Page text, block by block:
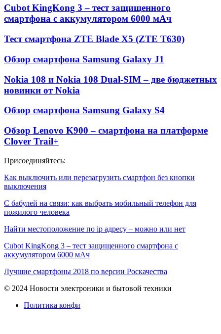
Cubot KingKong 3 – тест защищенного
смартфона с аккумулятором 6000 мАч
Тест смартфона ZTE Blade X5 (ZTE T630)
Обзор смартфона Samsung Galaxy J1
Nokia 108 и Nokia 108 Dual-SIM – две бюджетных
новинки от Nokia
Обзор смартфона Samsung Galaxy S4
Обзор Lenovo K900 – смартфона на платформе
Clover Trail+
Присоединяйтесь:
Как выключить или перезагрузить смартфон без кнопки
выключения
С бабулей на связи: как выбрать мобильный телефон для
пожилого человека
Найти местоположение по ip адресу – можно или нет
Cubot KingKong 3 – тест защищенного смартфона с
аккумулятором 6000 мАч
Лучшие смартфоны 2018 по версии Роскачества
© 2024 Новости электроники и бытовой техники
Политика конфи